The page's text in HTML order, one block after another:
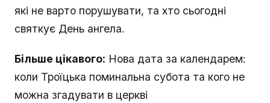
які не варто порушувати, та хто сьогодні
святкує День ангела.
Більше цікавого: Нова дата за календарем:
коли Троїцька поминальна субота та кого не
можна згадувати в церкві